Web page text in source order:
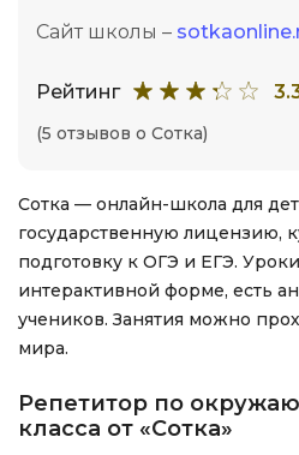
Сайт школы –
Рейтинг
(5 отзывов о Сотка)
Сотка — онлайн-школа для
государственную лицензию,
подготовку к ОГЭ и ЕГЭ.
интерактивной форме, есть
учеников. Занятия можно
мира.
Репетитор по
класса от «Сотка»